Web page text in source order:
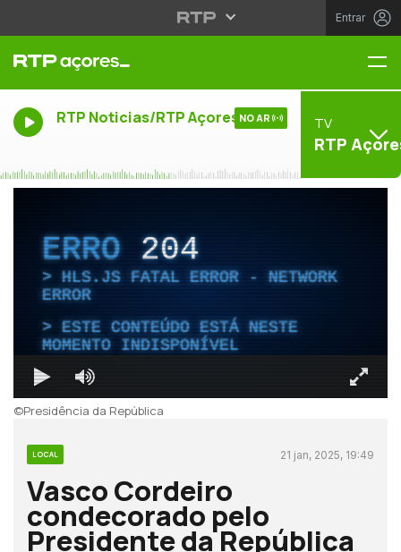
Entrar
RTP Noticias/RTP Açores NO AR TV
RTP
ERRO204
HLS.JS FATAL ERROR - NETWORK
ERROR
ESTE CONTEÚDO ESTÁ NESTE
MOMENTO INDISPONÍVEL
©Presidência da República
LOCAL 21 jan, 2025, 19:49
Vasco Cordeiro
condecorado pelo
Presidente da República